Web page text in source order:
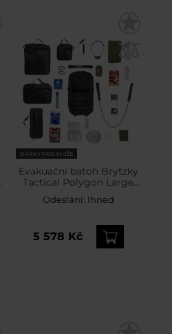
DÁRKY PRO MUŽE
Evakuační batoh Brytzky
Tactical Polygon Large
36 l Black – s vybavením
Odeslání: Ihned
5 578 Kč